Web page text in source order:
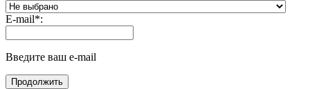
E-mail*:
Введите ваш e-mail